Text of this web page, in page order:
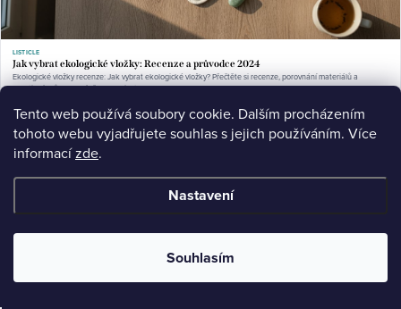
Tento web používá soubory cookie. Dalším procházením
tohoto webu vyjadřujete souhlas s jejich používáním. Více
informacízde.
Nastavení
Souhlasím
LISTICLE
Jak vybrat ekologické vložky: Recenze a průvodce 2024
Ekologické vložky recenze: Jak vybrat ekologické vložky? Přečtěte si recenze, porovnání materiálů a
praktický průvodce výběrem. Objevte.